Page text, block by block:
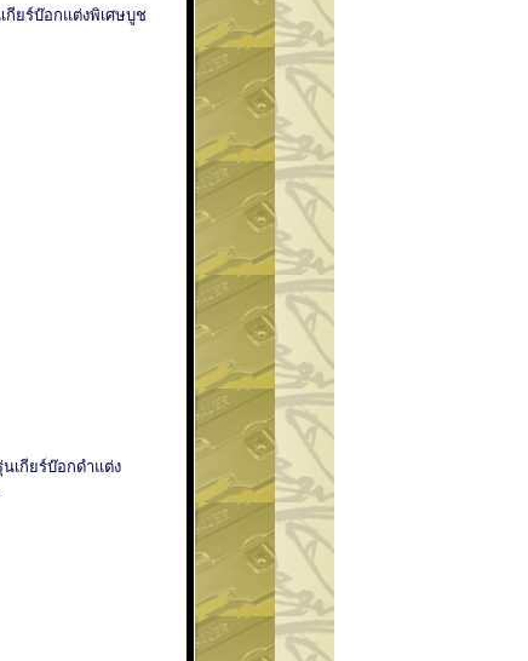
กียร์บ๊อกแต่งพิเศษบูช
นเกียร์บ๊อกดำแต่ง